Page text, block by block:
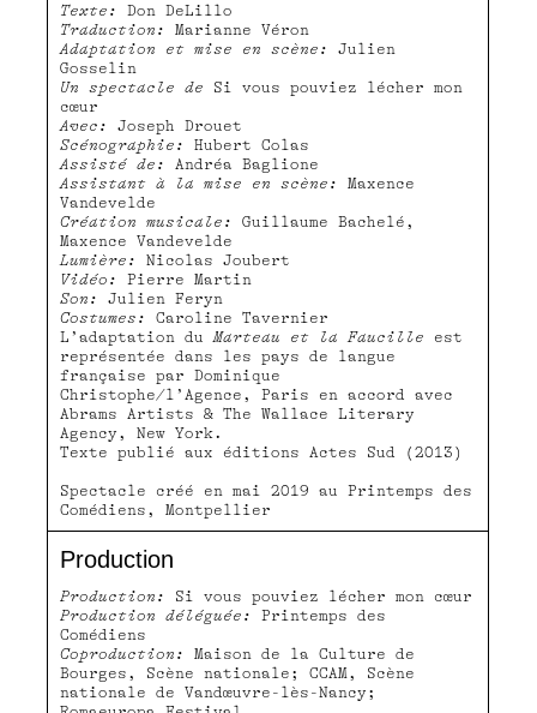
Texte:
Don DeLillo
Traduction:
Marianne Véron
Adaptation et mise en scène:
Julien
Gosselin
Un spectacle de Si vous pouviez lécher mon
cœur
Avec:
Joseph Drouet
Scénographie:
Hubert Colas
Assisté de:
Andréa Baglione
Assistant à la mise en scène:
Maxence
Vandevelde
Création musicale:
Guillaume Bachelé,
Maxence Vandevelde
Lumière:
Nicolas Joubert
Vidéo:
Pierre Martin
Son:
Julien Feryn
Costumes:
Caroline Tavernier
L’adaptation duMarteau et la Faucille est
représentée dans les pays de langue
française par Dominique
Christophe/l’Agence, Paris en accord avec
Abrams Artists & The Wallace Literary
Agency, New York.
Texte publié aux éditions Actes Sud (2013)
Spectacle créé en mai 2019 au Printemps des
Comédiens, Montpellier
Production
Production:
Si vous pouviez lécher mon cœur
Production déléguée:
Printemps des
Comédiens
Coproduction:
Maison de la Culture de
Bourges, Scène nationale; CCAM, Scène
nationale de Vandœuvre-lès-Nancy;